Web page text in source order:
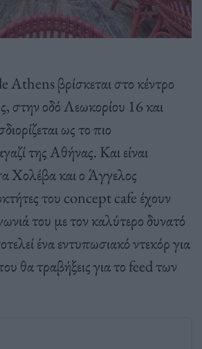
Athens βρίσκεται στο κέντρο
στην οδό Λεωκορίου 16 και
ως το πιο
της Αθήνας. Και είναι
Χολέβα και ο Άγγελος
του concept cafe έχουν
του με τον καλύτερο δυνατό
ένα εντυπωσιακό ντεκόρ για
θα τραβήξεις για το feed των